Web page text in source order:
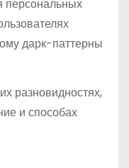
персональных
дарк-паттерны
разновидностях,
и способах